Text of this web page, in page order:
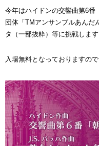
今年はハイドンの交響曲第6番
団体「TMアンサンブルあんだ
タ（一部抜粋）等に挑戦します
入場無料となっておりますの